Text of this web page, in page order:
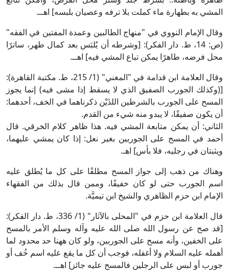
المشي به بطهارة ماء كملت بلا ترفه وعصيان بلبسه] اهــ.
وقال الإمام النووي في "منهاج الطالبين وعمدة المفتين في الفقه"
(ص: 14، ط. دار الفكر): [وشرطه أن يُلبَس بعد كمال طهر، ساترًا
محل فرضه، طاهرًا يمكن تباع المشي فيه] اهــ.
وقال العلامة ابن قدامة في "المغني" (1/ 215، ط. مكتبة القاهرة):
[(وكذلك الجورب الصفيق الذي لا يسقط إذا مشى فيه) إنما يجوز
المسح على الجورب بالشرطين اللذَيْن ذكرناهما في الخف، أحدهما:
أن يكون صفيقًا، لا يبدو منه شيء من القدم.
الثاني: أن يمكن متابعة المشي فيه. هذا ظاهر كلام الخرقي. قال
أحمد في المسح على الجوربين بغير نعل: إذا كان يمشي عليهما،
ويثبتان في رجليه، فلا بأس] اهـ.
وهناك من ذهب إلى جواز المسح مطلقًا على كل ما يُطلق عليه
اسم الجورب حتى لو كان خفيفًا، وممن قال بذلك من الفقهاء
الإمام ابن حزم الظاهري والشيخ ابن تيميَّة.
قال العلامة ابن حزم في "المحلى بالآثار" (1/ 336، ط. دار الفكر):
[قد صح عن رسول الله صلى الله عليه وآله وسلم الأمر بالمسح
على الخفين، وأنه مسح على الجوربين، ولو كان ههنا حد محدود لما
أهمله عليه السلام ولا أغفله، فوجب أن كل ما يقع عليه اسم خُف أو
جورب أو لبس على الرجلين فالمسح عليه جائز] اهــ.